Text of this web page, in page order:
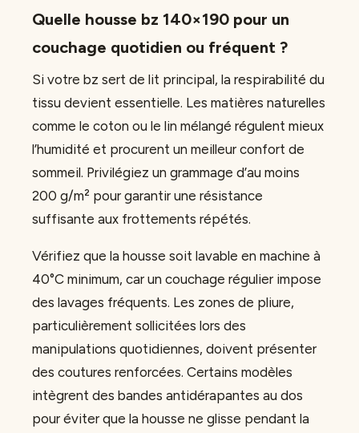
Quelle housse bz 140×190 pour un
couchage quotidien ou fréquent ?
Si votre bz sert de lit principal, la respirabilité du
tissu devient essentielle. Les matières naturelles
comme le coton ou le lin mélangé régulent mieux
l’humidité et procurent un meilleur confort de
sommeil. Privilégiez un grammage d’au moins
200 g/m² pour garantir une résistance
suffisante aux frottements répétés.
Vérifiez que la housse soit lavable en machine à
40°C minimum, car un couchage régulier impose
des lavages fréquents. Les zones de pliure,
particulièrement sollicitées lors des
manipulations quotidiennes, doivent présenter
des coutures renforcées. Certains modèles
intègrent des bandes antidérapantes au dos
pour éviter que la housse ne glisse pendant la